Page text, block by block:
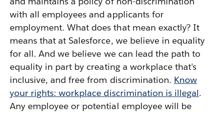
with all employees and applicants for
employment. What does that mean exactly? It
means that at Salesforce, we believe in equality
for all. And we believe we can lead the path to
equality in part by creating a workplace that's
inclusive, and free from discrimination. Know
your rights: workplace discrimination is illegal.
Any employee or potential employee will be